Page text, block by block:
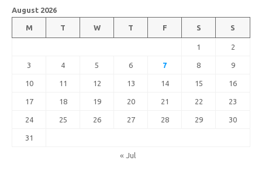
August 2026
M T W T F S S
1 2
3 4 5 6 7 8 9
10 11 12 13 14 15 16
17 18 19 20 21 22 23
24 25 26 27 28 29 30
31
« Jul